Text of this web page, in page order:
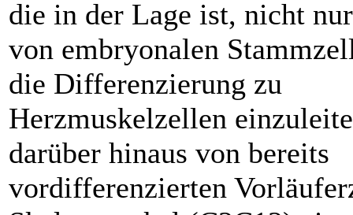
die in der Lage ist, nicht
von embryonalen
die Differenzierung zu
Herzmuskelzellen
darüber hinaus von bereits
vordifferenzierten